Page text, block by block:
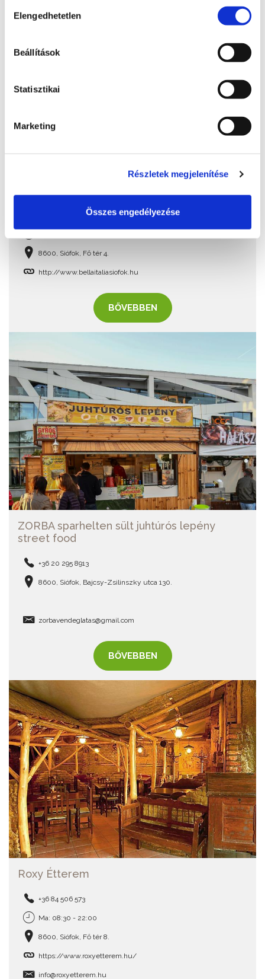
kiválasztása
Elengedhetetlen
Beállítások
Statisztikai
Marketing
Részletek megjelenítése
Összes engedélyezése
+36 30 851 0888
8600, Siófok, Fő tér 4.
http://www.bellaitaliasiofok.hu
BŐVEBBEN
ZORBA sparhelten sült juhtúrós lepény
street food
+36 20 295 8913
8600, Siófok, Bajcsy-Zsilinszky utca 130.
zorbavendeglatas@gmail.com
BŐVEBBEN
Roxy Étterem
+36 84 506 573
Ma: 08:30 - 22:00
8600, Siófok, Fő tér 8.
https://www.roxyetterem.hu/
info@roxyetterem.hu